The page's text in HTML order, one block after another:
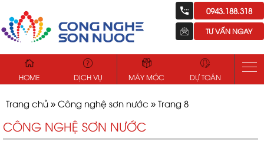
HOME DỊCH VỤ MÁY MÓC DỰ TOÁN
0943.188.318
TƯ VẤN NGAY
Trang chủ » Công nghệ sơn nước » Trang 8
CÔNG NGHỆ SƠN NƯỚC